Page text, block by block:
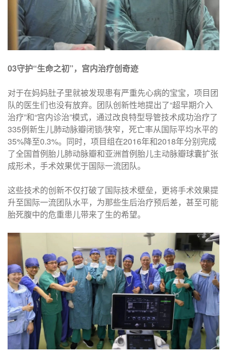
03守护“生命之初”，宫内治疗创奇迹
对于在妈妈肚子里就被发现患有严重先心病的宝宝，项目团
队的医生们也没有放弃。团队创新性地提出了“超早期介入
治疗”和“宫内诊治”模式，通过改良特型导管技术成功治疗了
335例新生儿肺动脉瓣闭锁/狭窄，死亡率从国际平均水平的
35%降至0.3%。同时，项目组在2016年和2018年分别完成
了全国首例胎儿肺动脉瓣和亚洲首例胎儿主动脉瓣球囊扩张
成形术，手术效果优于国际一流团队。
这些技术的创新不仅打破了国际技术壁垒，更将手术效果提
升至国际一流团队水平，为那些生后治疗预后差，甚至可能
胎死腹中的危重患儿带来了生的希望。